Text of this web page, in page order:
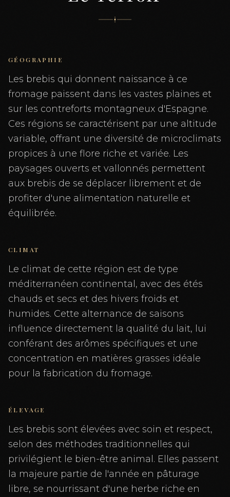
GÉOGRAPHIE
Les brebis qui donnent naissance à ce
fromage paissent dans les vastes plaines et
sur les contreforts montagneux d'Espagne.
Ces régions se caractérisent par une altitude
variable, offrant une diversité de microclimats
propices à une flore riche et variée. Les
paysages ouverts et vallonnés permettent
aux brebis de se déplacer librement et de
profiter d'une alimentation naturelle et
équilibrée.
CLIMAT
Le climat de cette région est de type
méditerranéen continental, avec des étés
chauds et secs et des hivers froids et
humides. Cette alternance de saisons
influence directement la qualité du lait, lui
conférant des arômes spécifiques et une
concentration en matières grasses idéale
pour la fabrication du fromage.
ÉLEVAGE
Les brebis sont élevées avec soin et respect,
selon des méthodes traditionnelles qui
privilégient le bien-être animal. Elles passent
la majeure partie de l'année en pâturage
libre, se nourrissant d'une herbe riche en